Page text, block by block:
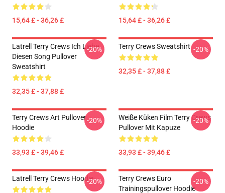
15,64 £ - 36,26 £ 15,64 £ - 36,26 £
Latrell Terry Crews Ich Liebe
Diesen Song Pullover
Sweatshirt
32,35 £ - 37,88 £
-20% Terry Crews Sweatshirt
32,35 £ - 37,88 £
-20%
Terry Crews Art Pullover
Hoodie
33,93 £ - 39,46 £
-20%
Weiße Küken Film Terry Crews
Pullover Mit Kapuze
33,93 £ - 39,46 £
-20%
Latrell Terry Crews Hoodie-20%
Terry Crews Euro
Trainingspullover Hoodie
-20%